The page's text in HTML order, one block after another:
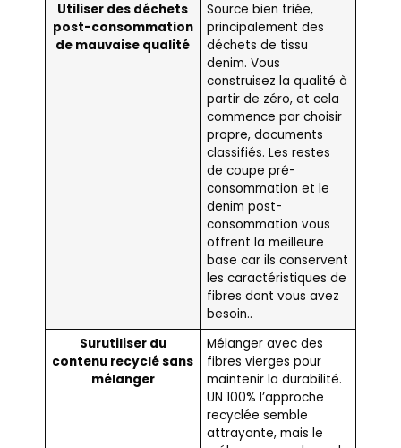
Utiliser des déchets
post-consommation
de mauvaise qualité
Source bien triée,
principalement des
déchets de tissu
denim. Vous
construisez la qualité à
partir de zéro, et cela
commence par choisir
propre, documents
classifiés. Les restes
de coupe pré-
consommation et le
denim post-
consommation vous
offrent la meilleure
base car ils conservent
les caractéristiques de
fibres dont vous avez
besoin..
Surutiliser du
contenu recyclé sans
mélanger
Mélanger avec des
fibres vierges pour
maintenir la durabilité.
UN 100% l’approche
recyclée semble
attrayante, mais le